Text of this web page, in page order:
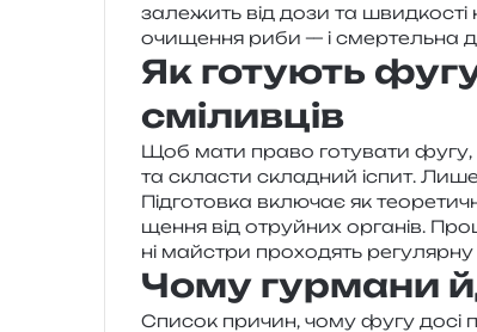
зале­жить від дози та
очи­ще­н­ня риби — і смер­тель­на
Як готують
сміливців
Щоб мати право готу­ва­ти фугу,
та скла­сти скла­дний іспит. Лише
Підготовка вклю­чає як
ще­н­ня від отруй­них орга­нів.
ні май­стри про­хо­дять
Чому гурмани
Список при­чин, чому фугу досі